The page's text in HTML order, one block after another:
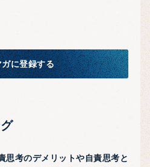
に登録する
思考のデメリットや自責思考と